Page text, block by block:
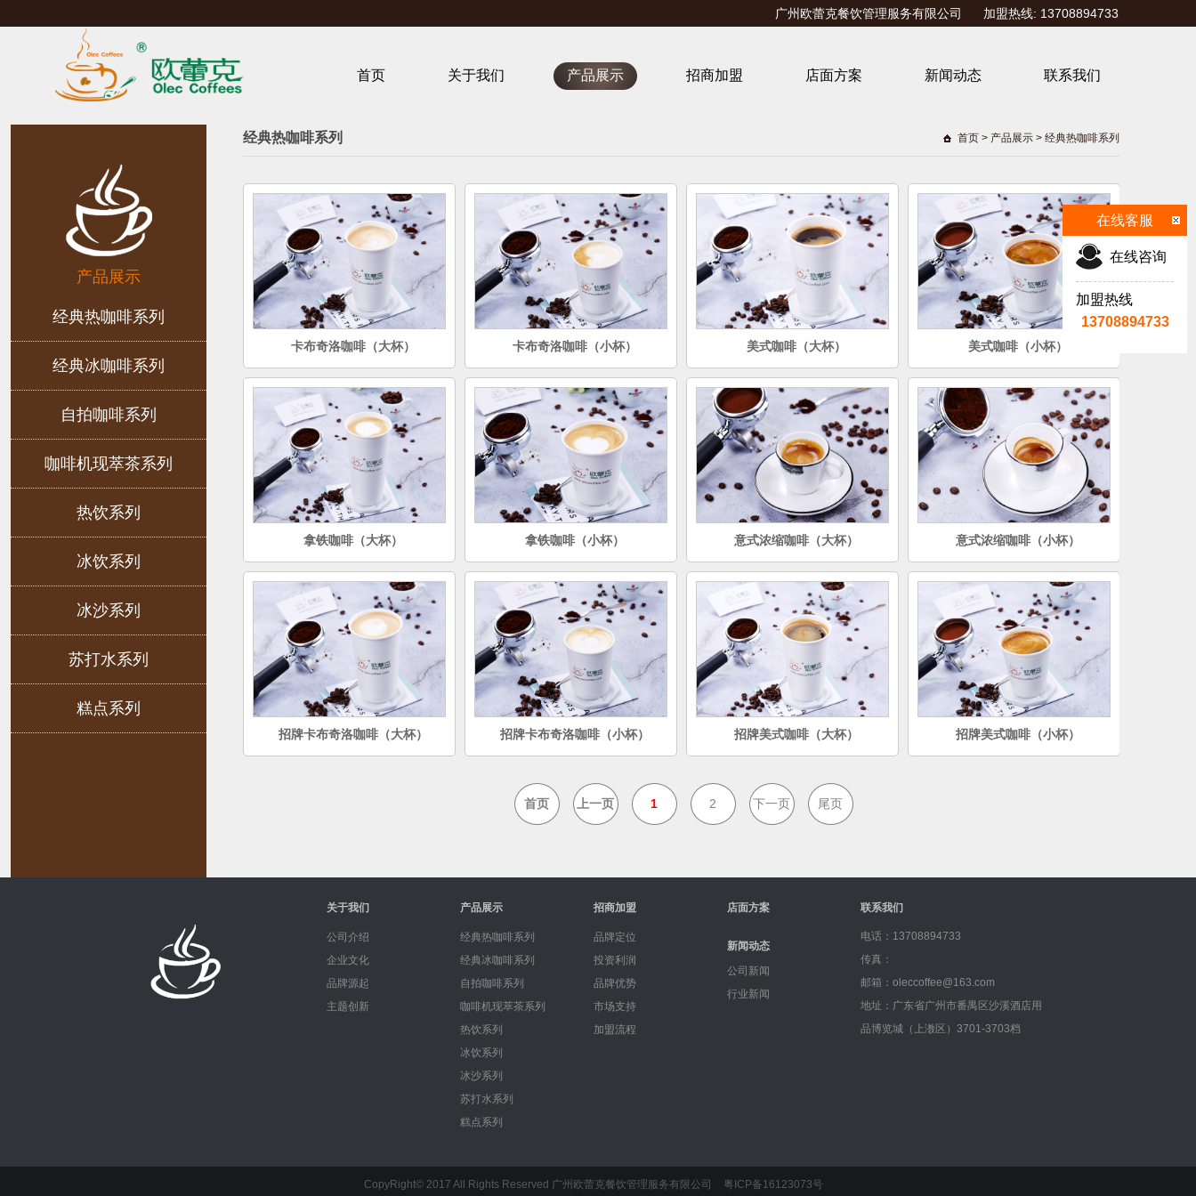
广州欧蕾克餐饮管理服务有限公司 加盟热线: 13708894733
首页 关于我们 产品展示 招商加盟 店面方案 新闻动态 联系我们
产品展示
经典热咖啡系列
经典冰咖啡系列
自拍咖啡系列
咖啡机现萃茶系列
热饮系列
冰饮系列
冰沙系列
苏打水系列
糕点系列
经典热咖啡系列 首页 > 产品展示 > 经典热咖啡系列
卡布奇洛咖啡（大杯） 卡布奇洛咖啡（小杯） 美式咖啡（大杯） 美式咖啡（小杯）
拿铁咖啡（大杯） 拿铁咖啡（小杯） 意式浓缩咖啡（大杯） 意式浓缩咖啡（小杯）
招牌卡布奇洛咖啡（大杯） 招牌卡布奇洛咖啡（小杯） 招牌美式咖啡（大杯） 招牌美式咖啡（小杯）
首页 上一页 1 2 下一页 尾页
关于我们
公司介绍
企业文化
品牌源起
主题创新
产品展示
经典热咖啡系列
经典冰咖啡系列
自拍咖啡系列
咖啡机现萃茶系列
热饮系列
冰饮系列
冰沙系列
苏打水系列
糕点系列
招商加盟
品牌定位
投资利润
品牌优势
市场支持
加盟流程
店面方案
新闻动态
公司新闻
行业新闻
联系我们
电话：13708894733
传真：
邮箱：oleccoffee@163.com
地址：广东省广州市番禺区沙溪酒店用
品博览城（上漖区）3701-3703档
CopyRight© 2017 All Rights Reserved 广州欧蕾克餐饮管理服务有限公司 粤ICP备16123073号
在线客服
在线咨询
加盟热线
13708894733